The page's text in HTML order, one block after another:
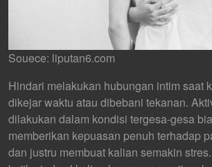
Souece: liputan6.com
Hindari melakukan hubungan intim saat
dikejar waktu atau dibebani tekanan.
dilakukan dalam kondisi tergesa-gesa
memberikan kepuasan penuh terhadap
dan justru membuat kalian semakin